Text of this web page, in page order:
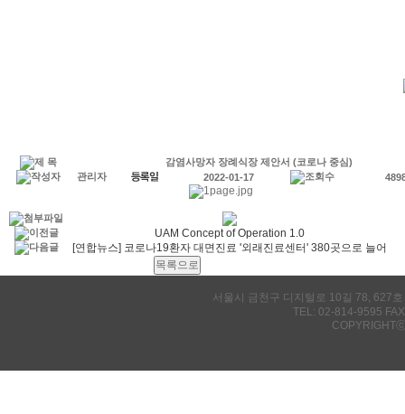
감염사망자 장례식장 제안서 (코로나 중심)
관리자
2022-01-17
UAM Concept of Operation 1.0
[연합뉴스] 코로나19환자 대면진료 '외래진료센터' 380곳으로 늘어
서울시 금천구 디지털로 10길 78, 627
TEL: 02-814-9595